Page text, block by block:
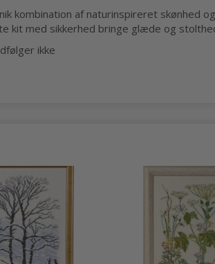
kombination af naturinspireret skønhed
kit med sikkerhed bringe glæde og
ikke